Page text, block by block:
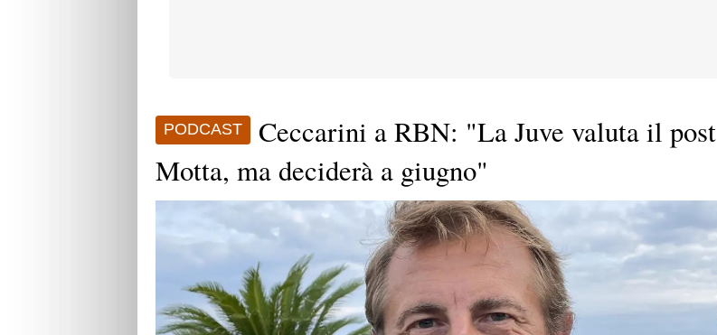
PODCAST
Ceccarini a RBN: "La Juve valuta il post
Motta, ma deciderà a giugno"